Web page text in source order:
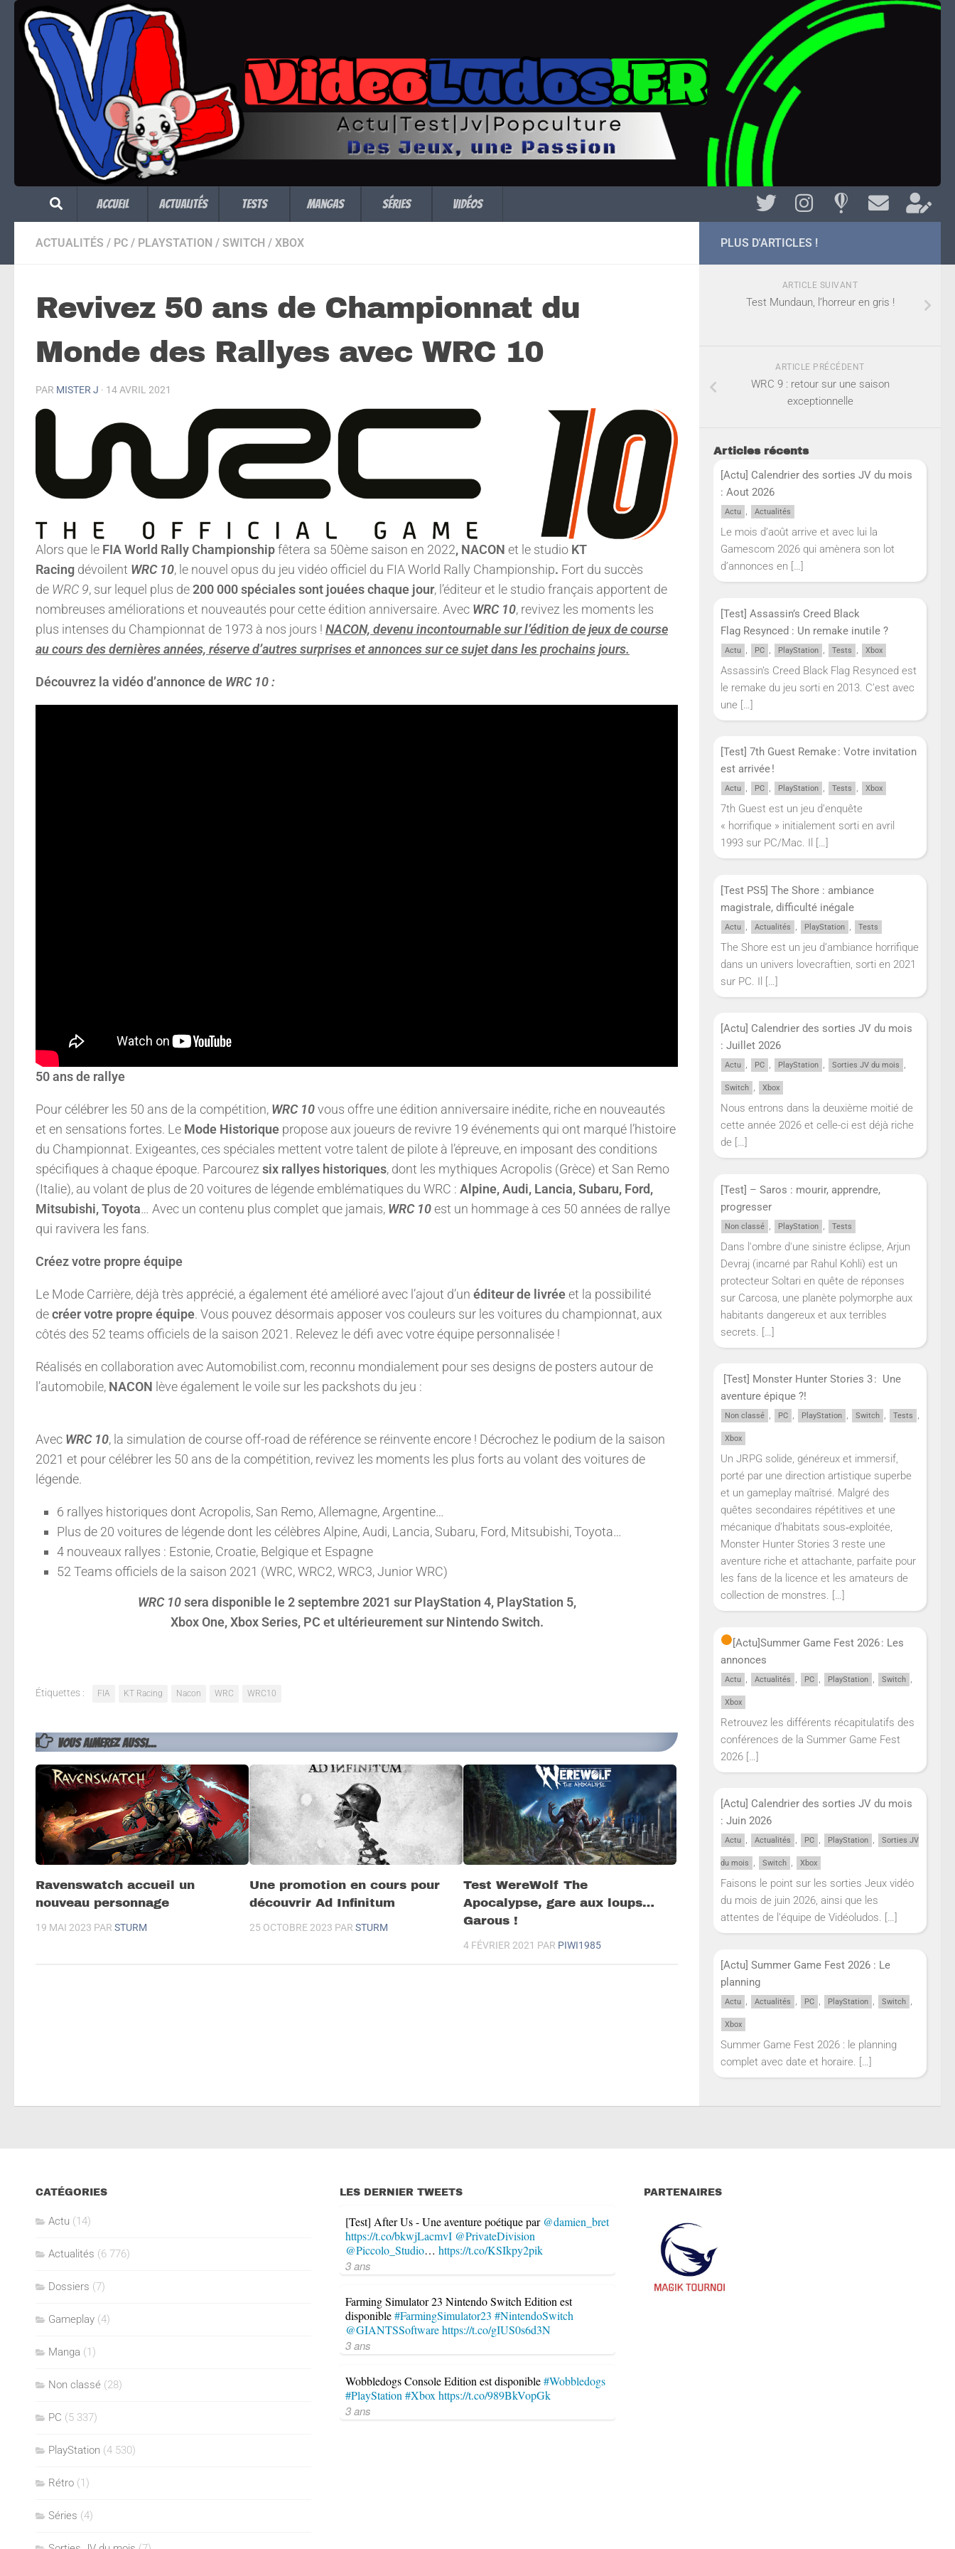
Skip to content
Accueil Actualités Tests Mangas Séries Vidéos
ACTUALITÉS / PC / PLAYSTATION / SWITCH / XBOX
Revivez 50 ans de Championnat du
Monde des Rallyes avec WRC 10
PAR MISTER J · 14 AVRIL 2021
Alors que le FIA World Rally Championshipfêtera sa 50ème saison en 2022, NACON et le studio KT
Racing dévoilent WRC 10, le nouvel opus du jeu vidéo officiel du FIA World Rally Championship. Fort du succès
de WRC 9, sur lequel plus de200 000 spéciales sont jouées chaque jour, l’éditeur et le studio français apportent de
nombreuses améliorations et nouveautés pour cette édition anniversaire. Avec WRC 10, revivez les moments les
plus intenses du Championnat de 1973 à nos jours ! NACON, devenu incontournable sur l’édition de jeux de course
au cours des dernières années, réserve d’autres surprises et annonces sur ce sujet dans les prochains jours.
Découvrez la vidéo d’annonce de WRC 10 :
50 ans de rallye
Pour célébrer les 50 ans de la compétition, WRC 10vous offre une édition anniversaire inédite, riche en nouveautés
et en sensations fortes. Le Mode Historique propose aux joueurs de revivre 19 événements qui ont marqué l’histoire
du Championnat. Exigeantes, ces spéciales mettent votre talent de pilote à l’épreuve, en imposant des conditions
spécifiques à chaque époque. Parcourez six rallyes historiques, dont les mythiques Acropolis (Grèce) et San Remo
(Italie), au volant de plus de 20 voitures de légende emblématiques du WRC : Alpine, Audi, Lancia, Subaru, Ford,
Mitsubishi, Toyota… Avec un contenu plus complet que jamais, WRC 10est un hommage à ces 50 années de rallye
qui ravivera les fans.
Créez votre propre équipe
Le Mode Carrière, déjà très apprécié, a également été amélioré avec l’ajout d’un éditeur de livréeet la possibilité
decréer votre propre équipe. Vous pouvez désormais apposer vos couleurs sur les voitures du championnat, aux
côtés des 52 teams officiels de la saison 2021. Relevez le défi avec votre équipe personnalisée !
Réalisés en collaboration avec Automobilist.com, reconnu mondialement pour ses designs de posters autour de
l’automobile, NACON lève également le voile sur les packshots du jeu :
Avec WRC 10, la simulation de course off-road de référence se réinvente encore ! Décrochez le podium de la saison
2021 et pour célébrer les 50 ans de la compétition, revivez les moments les plus forts au volant des voitures de
légende.
6 rallyes historiques dont Acropolis, San Remo, Allemagne, Argentine…
Plus de 20 voitures de légende dont les célèbres Alpine, Audi, Lancia, Subaru, Ford, Mitsubishi, Toyota…
4 nouveaux rallyes : Estonie, Croatie, Belgique et Espagne
52 Teams officiels de la saison 2021 (WRC, WRC2, WRC3, Junior WRC)
WRC 10sera disponible le 2 septembre 2021 sur PlayStation 4, PlayStation 5,
Xbox One, Xbox Series, PC et ultérieurement sur Nintendo Switch.
Étiquettes : FIA KT Racing Nacon WRC WRC10
VOUS AIMEREZ AUSSI...
Ravenswatch accueil un
nouveau personnage
19 MAI 2023 PAR STURM
Une promotion en cours pour
découvrir Ad Infinitum
25 OCTOBRE 2023 PARSTURM
Test WereWolf The
Apocalypse, gare aux loups…
Garous !
4 FÉVRIER 2021 PAR PIWI1985
PLUS D'ARTICLES !
ARTICLE SUIVANT
Test Mundaun, l’horreur en gris !
ARTICLE PRÉCÉDENT
WRC 9 : retour sur une saison
exceptionnelle
Articles récents
[Actu] Calendrier des sorties JV du mois
: Aout 2026
Actu , Actualités
Le mois d’août arrive et avec lui la
Gamescom 2026 qui amènera son lot
d’annonces en […]
[Test] Assassin’s Creed Black
Flag Resynced : Un remake inutile ?
Actu , PC , PlayStation , Tests , Xbox
Assassin’s Creed Black Flag Resynced est
le remake du jeu sorti en 2013. C’est avec
une […]
[Test] 7th Guest Remake : Votre invitation
est arrivée !
Actu , PC , PlayStation , Tests , Xbox
7th Guest est un jeu d’enquête
« horrifique » initialement sorti en avril
1993 sur PC/Mac. Il
[…]
[Test PS5] The Shore : ambiance
magistrale, difficulté inégale
Actu , Actualités , PlayStation , Tests
The Shore est un jeu d’ambiance horrifique
dans un univers lovecraftien, sorti en 2021
sur PC. Il […]
[Actu] Calendrier des sorties JV du mois
: Juillet 2026
Actu , PC , PlayStation , Sorties JV du mois ,
Switch , Xbox
Nous entrons dans la deuxième moitié de
cette année 2026 et celle-ci est déjà riche
de […]
[Test] – Saros : mourir, apprendre,
progresser
Non classé , PlayStation , Tests
Dans l'ombre d'une sinistre éclipse, Arjun
Devraj (incarné par Rahul Kohli) est un
protecteur Soltari en quête de réponses
sur Carcosa, une planète polymorphe aux
habitants dangereux et aux terribles
secrets. […]
[Test] Monster Hunter Stories 3 : Une
aventure épique ?!
Non classé , PC , PlayStation , Switch , Tests ,
Xbox
Un JRPG solide, généreux et immersif,
porté par une direction artistique superbe
et un gameplay maîtrisé. Malgré des
quêtes secondaires répétitives et une
mécanique d’habitats sous‑exploitée,
Monster Hunter Stories 3 reste une
aventure riche et attachante, parfaite pour
les fans de la licence et les amateurs de
collection de monstres. […]
[Actu]Summer Game Fest 2026 : Les
annonces
Actu , Actualités , PC , PlayStation , Switch ,
Xbox
Retrouvez les différents récapitulatifs des
conférences de la Summer Game Fest
2026 […]
[Actu] Calendrier des sorties JV du mois
: Juin 2026
Actu , Actualités , PC , PlayStation , Sorties JV
du mois , Switch , Xbox
Faisons le point sur les sorties Jeux vidéo
du mois de juin 2026, ainsi que les
attentes de l'équipe de Vidéoludos. […]
[Actu] Summer Game Fest 2026 : Le
planning
Actu , Actualités , PC , PlayStation , Switch ,
Xbox
Summer Game Fest 2026 : le planning
complet avec date et horaire. […]
CATÉGORIES
Actu (14)
Actualités (6 776)
Dossiers (7)
Gameplay (4)
Manga (1)
Non classé (28)
PC (5 337)
PlayStation (4 530)
Rétro (1)
Séries (4)
LES DERNIER TWEETS
[Test] After Us - Une aventure poétique par @damien_bret
https://t.co/bkwjLacmvI @PrivateDivision
@Piccolo_Studio… https://t.co/KSIkpy2pik
3 ans
Farming Simulator 23 Nintendo Switch Edition est
disponible#FarmingSimulator23 #NintendoSwitch
@GIANTSSoftwarehttps://t.co/gIUS0s6d3N
3 ans
Wobbledogs Console Edition est disponible#Wobbledogs
#PlayStation #Xbox https://t.co/989BkVopGk
3 ans
PARTENAIRES